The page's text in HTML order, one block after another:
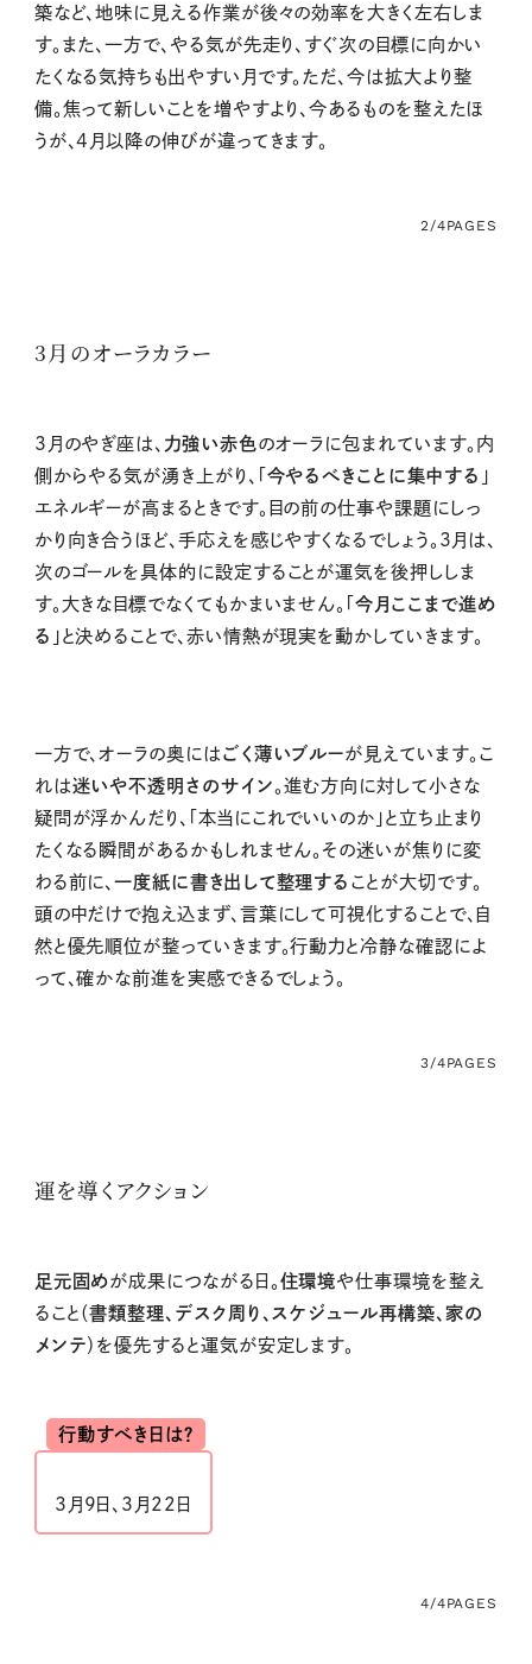
築など、地味に見える作業が後々の効率を大きく左右しま
す。また、一方で、やる気が先走り、すぐ次の目標に向かい
たくなる気持ちも出やすい月です。ただ、今は拡大より整
備。焦って新しいことを増やすより、今あるものを整えたほ
うが、4月以降の伸びが違ってきます。
2/4PAGES
3月のオーラカラー
3月のやぎ座は、 力強い赤色 のオーラに包まれています。内
側からやる気が湧き上がり、「 今やるべきことに集中する 」
エネルギーが高まるときです。目の前の仕事や課題にしっ
かり向き合うほど、手応えを感じやすくなるでしょう。3月は、
次のゴールを具体的に設定することが運気を後押ししま
す。大きな目標でなくてもかまいません。「 今月ここまで進め
る 」と決めることで、赤い情熱が現実を動かしていきます。
一方で、オーラの奥には ごく薄いブルーが見えています。こ
れは迷いや不透明さのサイン 。進む方向に対して小さな
疑問が浮かんだり、「本当にこれでいいのか」と立ち止まり
たくなる瞬間があるかもしれません。その迷いが焦りに変
わる前に、一度紙に書き出して整理する ことが大切です。
頭の中だけで抱え込まず、言葉にして可視化することで、自
然と優先順位が整っていきます。行動力と冷静な確認によ
って、確かな前進を実感できるでしょう。
3/4PAGES
運を導くアクション
足元固めが成果につながる日。 住環境や仕事環境を整え
ること（書類整理、デスク周り、スケジュール再構築、家の
メンテ ）を優先すると運気が安定します。
行動すべき日は？
3月9日、3月22日
4/4PAGES